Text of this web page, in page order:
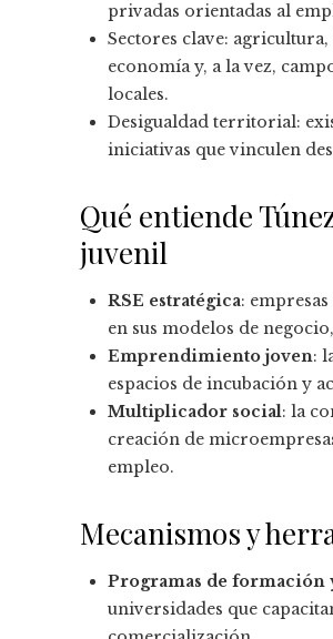
privadas orientadas al
Sectores clave:
economía y, a la vez,
locales.
Desigualdad territorial:
iniciativas que vinculen
Qué entiende
juvenil
RSE estratégica:
en sus modelos de
Emprendimiento joven:
espacios de incubación y
Multiplicador social: la
creación de
empleo.
Mecanismos y
Programas de formación
universidades que